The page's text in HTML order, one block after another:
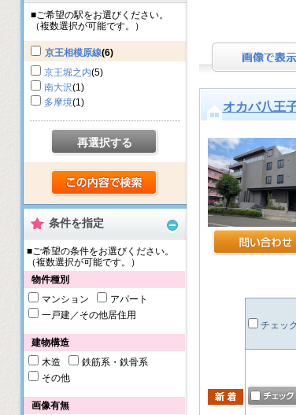
■ご希望の駅をお選びください。
（複数選択が可能です。）
京王相模原線(6)
京王堀之内(5)
南大沢(1)
多摩境(1)
再選択する
条件を指定
■ご希望の条件をお選びください。
（複数選択が可能です。）
物件種別
マンション
アパート
一戸建／その他居住用
建物構造
木造
鉄筋系・鉄骨系
その他
画像有無
オカバ八王
チェック